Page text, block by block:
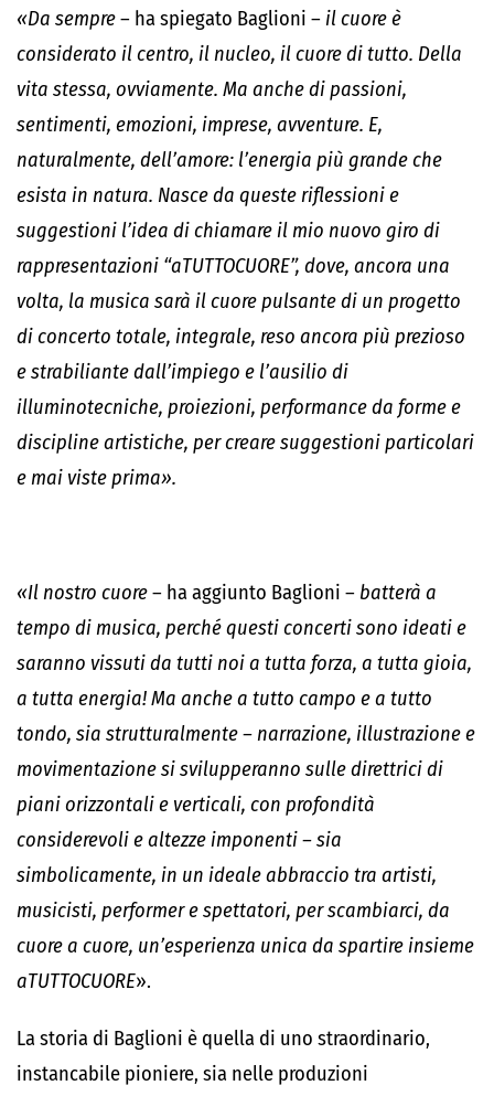
«Da sempre– ha spiegato Baglioni –il cuore è
considerato il centro, il nucleo, il cuore di tutto. Della
vita stessa, ovviamente. Ma anche di passioni,
sentimenti, emozioni, imprese, avventure. E,
naturalmente, dell’amore: l’energia più grande che
esista in natura. Nasce da queste riflessioni e
suggestioni l’idea di chiamare il mio nuovo giro di
rappresentazioni “aTUTTOCUORE”, dove, ancora una
volta, la musica sarà il cuore pulsante di un progetto
di concerto totale, integrale, reso ancora più prezioso
e strabiliante dall’impiego e l’ausilio di
illuminotecniche, proiezioni, performance da forme e
discipline artistiche, per creare suggestioni particolari
e mai viste prima».
«Il nostro cuore– ha aggiunto Baglioni – batterà a
tempo di musica, perché questi concerti sono ideati e
saranno vissuti da tutti noi a tutta forza, a tutta gioia,
a tutta energia! Ma anche a tutto campo e a tutto
tondo, sia strutturalmente – narrazione, illustrazione e
movimentazione si svilupperanno sulle direttrici di
piani orizzontali e verticali, con profondità
considerevoli e altezze imponenti – sia
simbolicamente, in un ideale abbraccio tra artisti,
musicisti, performer e spettatori, per scambiarci, da
cuore a cuore, un’esperienza unica da spartire insieme
aTUTTOCUORE».
La storia di Baglioni è quella di uno straordinario,
instancabile pioniere, sia nelle produzioni